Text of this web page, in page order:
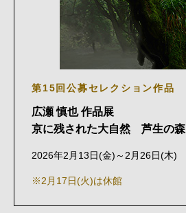
第15回公募セレクション作品
広瀬 慎也 作品展
京に残された大自然 芦生の森
2026年2月13日(金)～2月26日(木)
※2月17日(火)は休館